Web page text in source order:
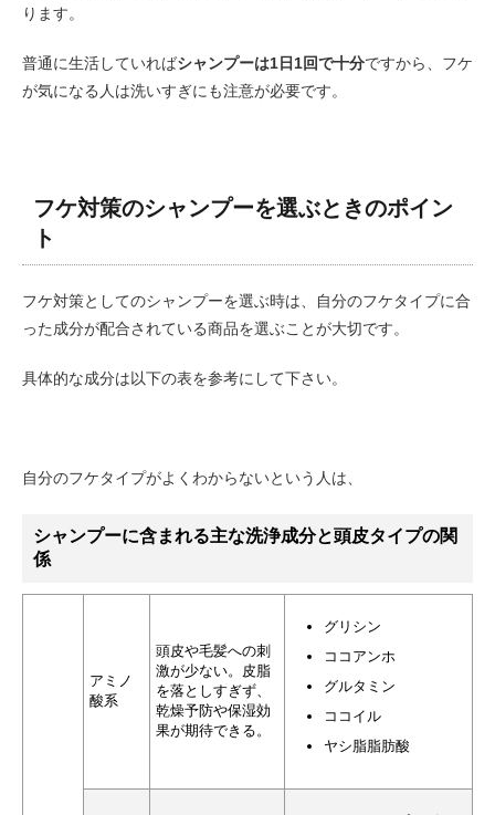
ります。
普通に生活していればシャンプーは1日1回で十分ですから、フケ
が気になる人は洗いすぎにも注意が必要です。
フケ対策のシャンプーを選ぶときのポイン
ト
フケ対策としてのシャンプーを選ぶ時は、自分のフケタイプに合
った成分が配合されている商品を選ぶことが大切です。
具体的な成分は以下の表を参考にして下さい。
自分のフケタイプがよくわからないという人は、
シャンプーに含まれる主な洗浄成分と頭皮タイプの関
係
アミノ
酸系
頭皮や毛髪への刺
激が少ない。皮脂
を落としすぎず、
乾燥予防や保湿効
果が期待できる。
グリシン
ココアンホ
グルタミン
ココイル
ヤシ脂脂肪酸